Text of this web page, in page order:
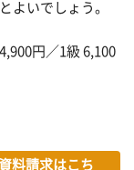
よいでしょう。
円／1級 6,100
料請求はこち